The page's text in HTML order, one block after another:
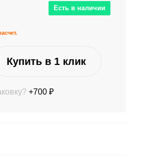
Есть в наличии
Купить в 1 клик
+700 ₽